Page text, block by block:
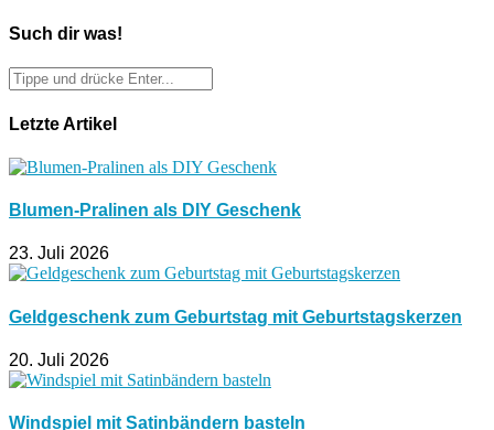
Such dir was!
Letzte Artikel
Blumen-Pralinen als DIY Geschenk
23. Juli 2026
Geldgeschenk zum Geburtstag mit Geburtstagskerzen
20. Juli 2026
Windspiel mit Satinbändern basteln